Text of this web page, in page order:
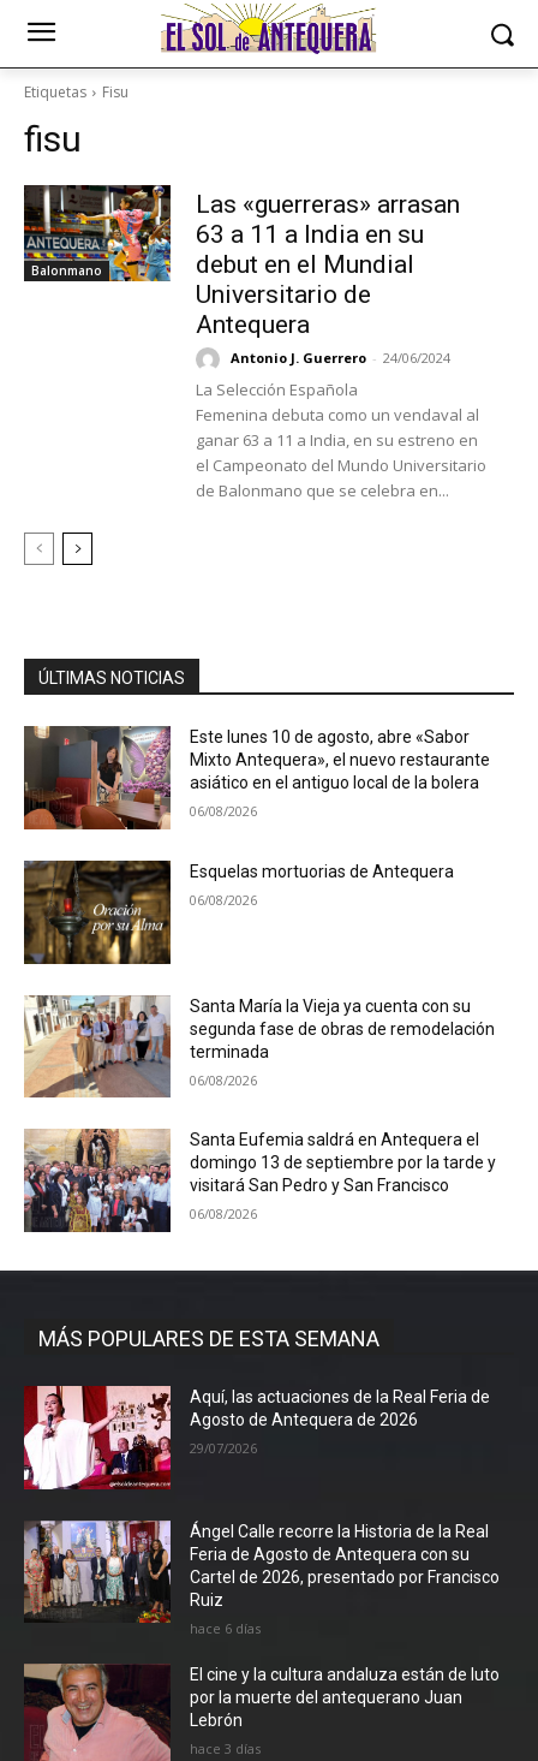
Etiquetas Fisu
fisu
Balonmano
Las «guerreras» arrasan
63 a 11 a India en su
debut en el Mundial
Universitario de
Antequera
Antonio J. Guerrero - 24/06/2024
La Selección Española
Femenina debuta como un vendaval al
ganar 63 a 11 a India, en su estreno en
el Campeonato del Mundo Universitario
de Balonmano que se celebra en...
ÚLTIMAS NOTICIAS
Este lunes 10 de agosto, abre «Sabor
Mixto Antequera», el nuevo restaurante
asiático en el antiguo local de la bolera
06/08/2026
Esquelas mortuorias de Antequera
06/08/2026
Santa María la Vieja ya cuenta con su
segunda fase de obras de remodelación
terminada
06/08/2026
Santa Eufemia saldrá en Antequera el
domingo 13 de septiembre por la tarde y
visitará San Pedro y San Francisco
06/08/2026
MÁS POPULARES DE ESTA SEMANA
Aquí, las actuaciones de la Real Feria de
Agosto de Antequera de 2026
29/07/2026
Ángel Calle recorre la Historia de la Real
Feria de Agosto de Antequera con su
Cartel de 2026, presentado por Francisco
Ruiz
hace 6 días
El cine y la cultura andaluza están de luto
por la muerte del antequerano Juan
Lebrón
hace 3 días